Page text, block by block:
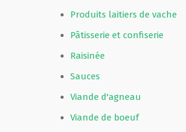
Produits laitiers de vache
Pâtisserie et confiserie
Raisinée
Sauces
Viande d'agneau
Viande de boeuf